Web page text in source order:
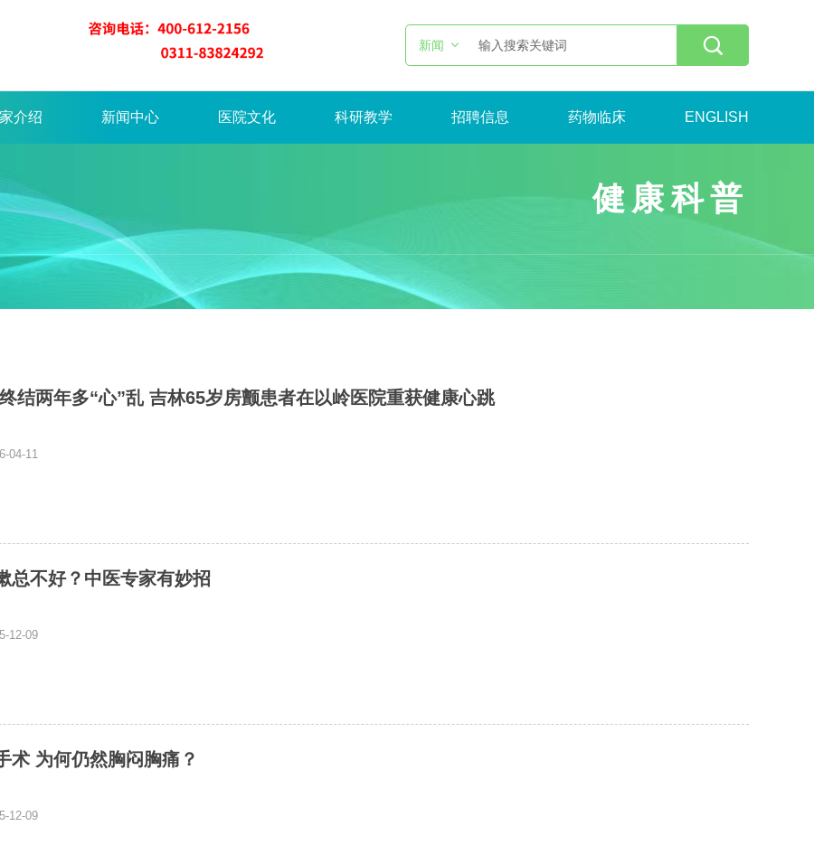
新闻 
介绍 新闻中心 医院文化 科研教学 招聘信息 药物临床 ENGLISH
健康科普
结两年多“心”乱 吉林65岁房颤患者在以岭医院重获健康心跳
04-11
总不好？中医专家有妙招
12-09
术 为何仍然胸闷胸痛？
12-09